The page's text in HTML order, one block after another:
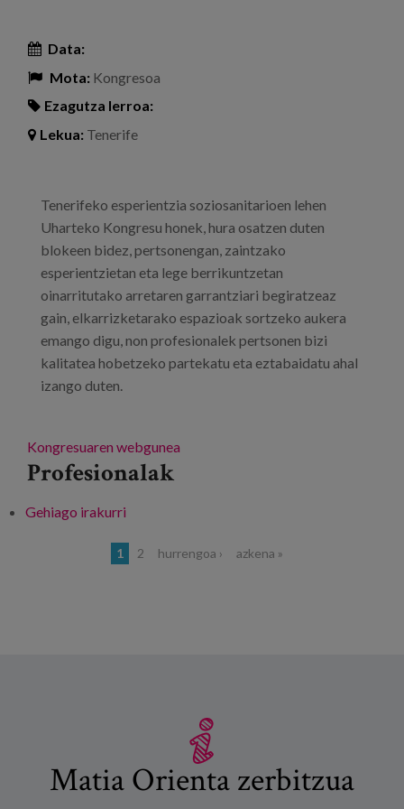
Data:
Mota: Kongresoa
Ezagutza lerroa:
Lekua: Tenerife
Tenerifeko esperientzia soziosanitarioen lehen
Uharteko Kongresu honek, hura osatzen duten
blokeen bidez, pertsonengan, zaintzako
esperientzietan eta lege berrikuntzetan
oinarritutako arretaren garrantziari begiratzeaz
gain, elkarrizketarako espazioak sortzeko aukera
emango digu, non profesionalek pertsonen bizi
kalitatea hobetzeko partekatu eta eztabaidatu ahal
izango duten.
Kongresuaren webgunea
Profesionalak
Gehiago irakurri
1 2 hurrengoa › azkena »
Matia Orienta zerbitzua